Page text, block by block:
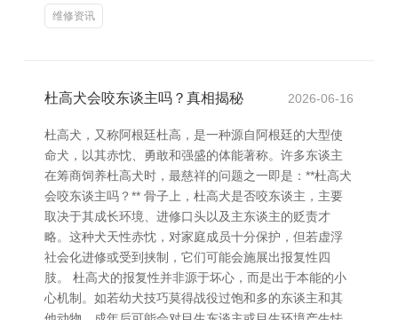
维修资讯
杜高犬会咬东谈主吗？真相揭秘 2026-06-16
杜高犬，又称阿根廷杜高，是一种源自阿根廷的大型使
命犬，以其赤忱、勇敢和强盛的体能著称。许多东谈主
在筹商饲养杜高犬时，最慈祥的问题之一即是：**杜高犬
会咬东谈主吗？** 骨子上，杜高犬是否咬东谈主，主要
取决于其成长环境、进修口头以及主东谈主的贬责才
略。这种犬天性赤忱，对家庭成员十分保护，但若虚浮
社会化进修或受到挟制，它们可能会施展出报复性四
肢。 杜高犬的报复性并非源于坏心，而是出于本能的小
心机制。如若幼犬技巧莫得战役过饱和多的东谈主和其